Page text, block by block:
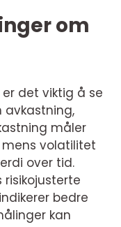
om
det viktig å se
måler
volatilitet
over tid.
bedre
kan